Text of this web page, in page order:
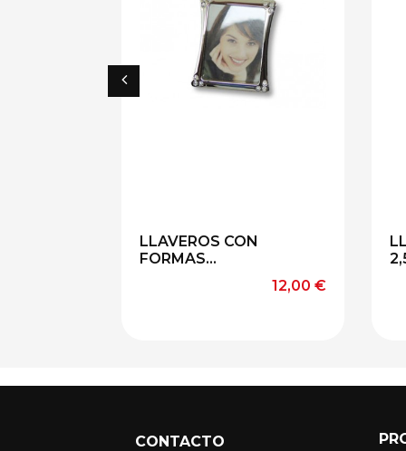
LLAVEROS CON
FORMAS...
Precio
12,00 €
CONTACTO